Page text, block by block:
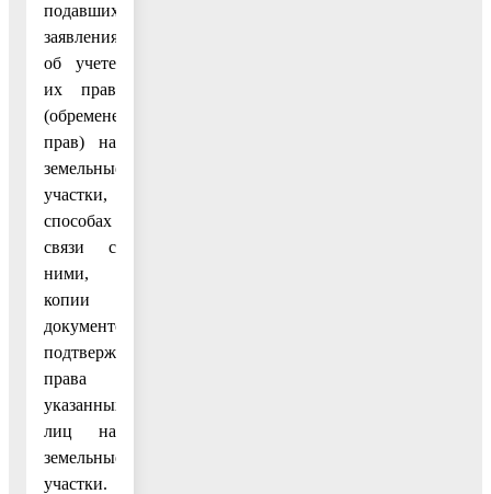
подавших
заявления
об учете
их прав
(обременений
прав) на
земельные
участки,
способах
связи с
ними,
копии
документов,
подтверждающих
права
указанных
лиц на
земельные
участки.